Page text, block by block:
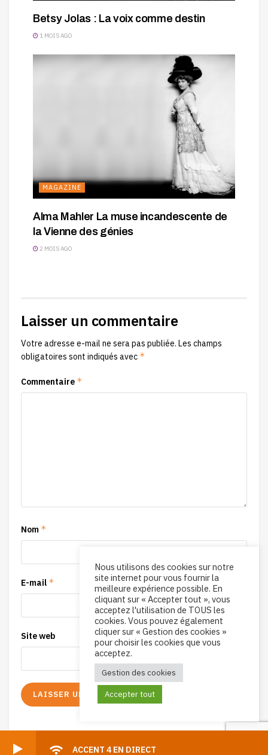
Betsy Jolas : La voix comme destin
1 MOIS AGO
MAGAZINE
Alma Mahler La muse incandescente de
la Vienne des génies
2 MOIS AGO
Laisser un commentaire
Votre adresse e-mail ne sera pas publiée. Les champs
obligatoires sont indiqués avec *
Commentaire *
Nom *
E-mail *
Site web
ACCENT 4 EN DIRECT
Nous utilisons des cookies sur notre
site internet pour vous fournir la
meilleure expérience possible. En
cliquant sur « Accepter tout », vous
acceptez l'utilisation de TOUS les
cookies. Vous pouvez également
cliquer sur « Gestion des cookies »
pour choisir les cookies que vous
acceptez.
Gestion des cookies
Accepter tout